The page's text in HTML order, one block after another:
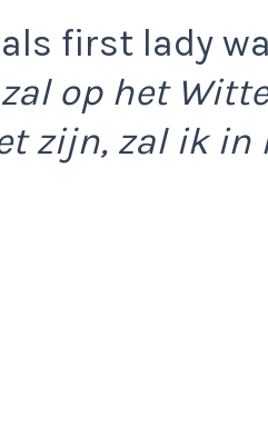
first lady
op het
zijn, zal ik in